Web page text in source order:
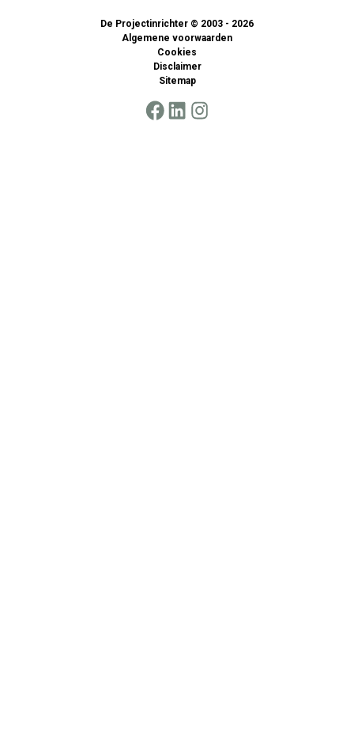
De Projectinrichter © 2003 - 2026
Algemene voorwaarden
Cookies
Disclaimer
Sitemap